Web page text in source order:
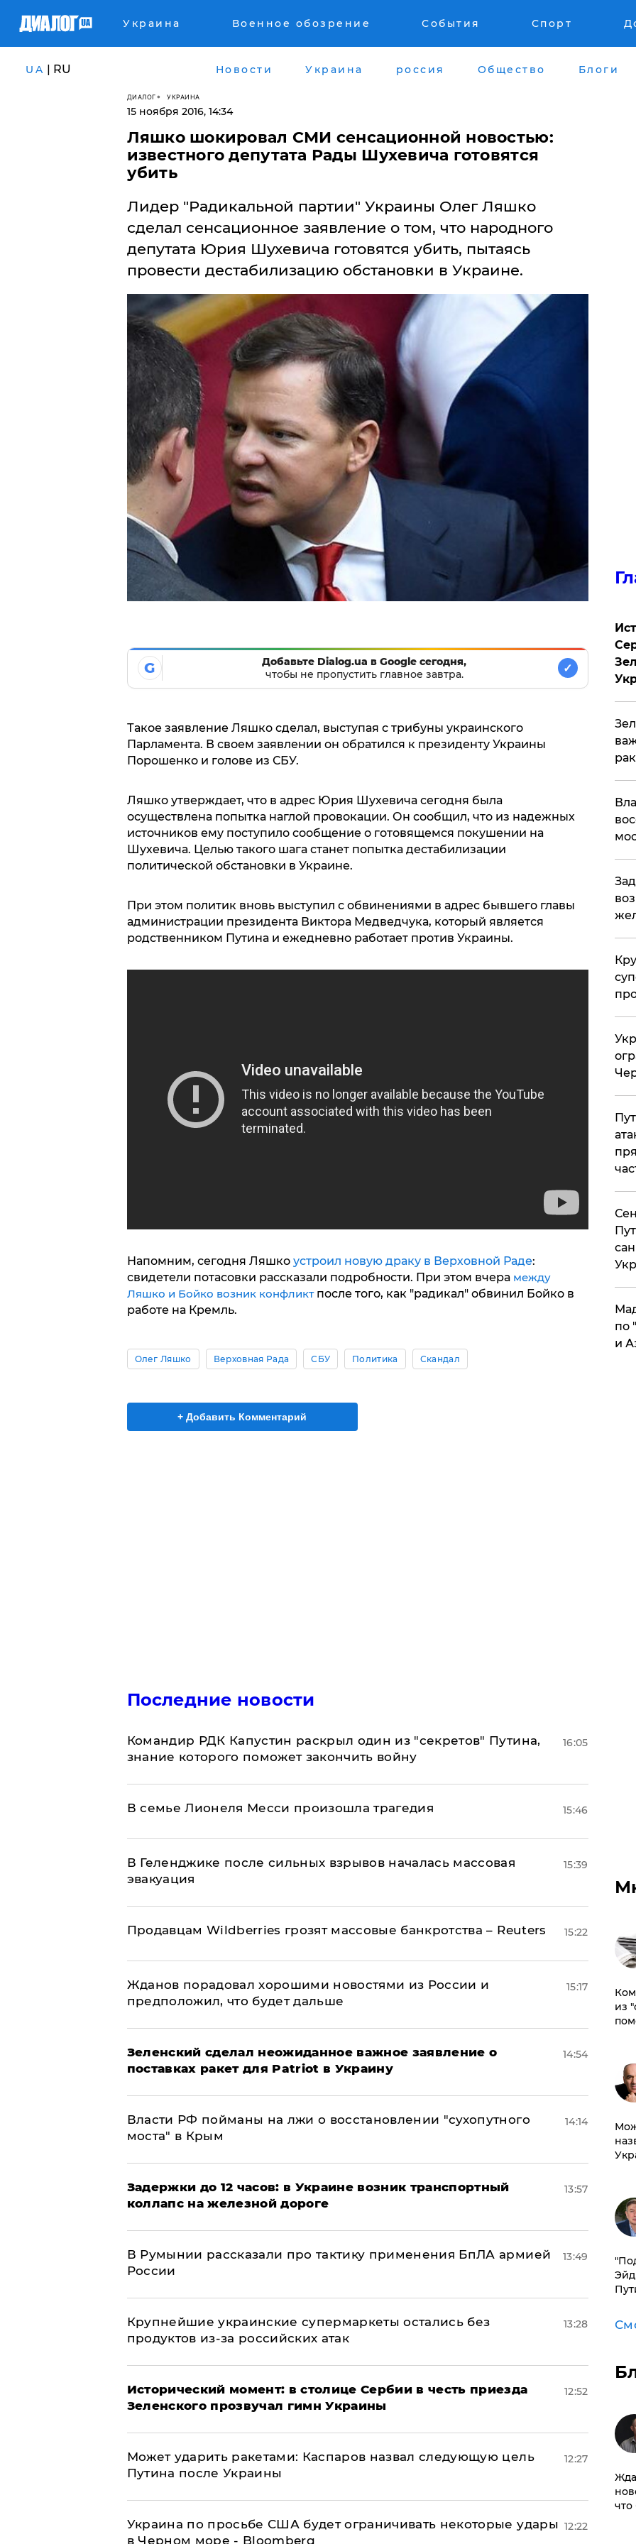
Украина Военное обозрение События Спорт
UA | RU Новости Украина россия Общество Блоги
ДИАЛОГ УКРАИНА
15 ноября 2016, 14:34
Ляшко шокировал СМИ сенсационной новостью:
известного депутата Рады Шухевича готовятся
убить
​Лидер "Радикальной партии" Украины Олег Ляшко
сделал сенсационное заявление о том, что народного
депутата Юрия Шухевича готовятся убить, пытаясь
провести дестабилизацию обстановки в Украине.
G
Добавьте Dialog.ua в Google сегодня,
чтобы не пропустить главное завтра.
✓
Такое заявление Ляшко сделал, выступая с трибуны украинского
Парламента. В своем заявлении он обратился к президенту Украины
Порошенко и голове из СБУ.
Ляшко утверждает, что в адрес Юрия Шухевича сегодня была
осуществлена попытка наглой провокации. Он сообщил, что из надежных
источников ему поступило сообщение о готовящемся покушении на
Шухевича. Целью такого шага станет попытка дестабилизации
политической обстановки в Украине.
При этом политик вновь выступил с обвинениями в адрес бывшего главы
администрации президента Виктора Медведчука, который является
родственником Путина и ежедневно работает против Украины.
Напомним, сегодня Ляшкоустроил новую драку в Верховной Раде:
свидетели потасовки рассказали подробности. При этом вчера между
Ляшко и Бойко возник конфликтпосле того, как "радикал" обвинил Бойко в
работе на Кремль.
Олег Ляшко Верховная Рада СБУ Политика Скандал
+ Добавить Комментарий
Последние новости
Командир РДК Капустин раскрыл один из "секретов" Путина,
знание которого поможет закончить войну
16:05
В семье Лионеля Месси произошла трагедия 15:46
В Геленджике после сильных взрывов началась массовая
эвакуация
15:39
Продавцам Wildberries грозят массовые банкротства – Reuters 15:22
Жданов порадовал хорошими новостями из России и
предположил, что будет дальше
15:17
Зеленский сделал неожиданное важное заявление о
поставках ракет для Patriot в Украину
14:54
Власти РФ пойманы на лжи о восстановлении "сухопутного
моста" в Крым
14:14
Задержки до 12 часов: в Украине возник транспортный
коллапс на железной дороге
13:57
В Румынии рассказали про тактику применения БпЛА армией
России
13:49
Крупнейшие украинские супермаркеты остались без
продуктов из-за российских атак
13:28
Исторический момент: в столице Сербии в честь приезда
Зеленского прозвучал гимн Украины
12:52
Может ударить ракетами: Каспаров назвал следующую цель
Путина после Украины
12:27
Украина по просьбе США будет ограничивать некоторые удары
в Черном море - Bloomberg
12:22
по
и
из
что